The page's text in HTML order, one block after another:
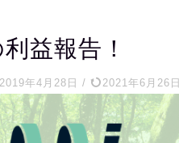
益報告！
2019年4月28日 / 2021年6月26日